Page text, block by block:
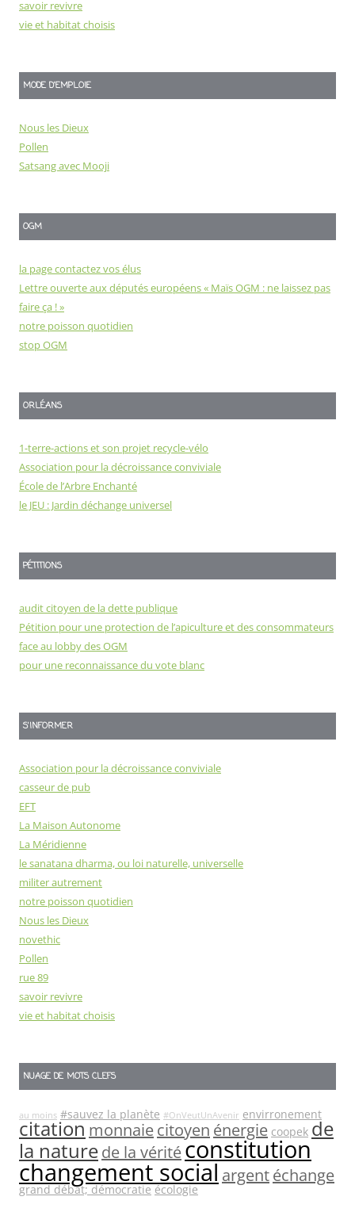
savoir revivre
vie et habitat choisis
MODE D'EMPLOIE
Nous les Dieux
Pollen
Satsang avec Mooji
OGM
la page contactez vos élus
Lettre ouverte aux députés européens « Maïs OGM : ne laissez pas
faire ça ! »
notre poisson quotidien
stop OGM
ORLÉANS
1-terre-actions et son projet recycle-vélo
Association pour la décroissance conviviale
École de l’Arbre Enchanté
le JEU : Jardin déchange universel
PÉTITIONS
audit citoyen de la dette publique
Pétition pour une protection de l’apiculture et des consommateurs
face au lobby des OGM
pour une reconnaissance du vote blanc
S'INFORMER
Association pour la décroissance conviviale
casseur de pub
EFT
La Maison Autonome
La Méridienne
le sanatana dharma, ou loi naturelle, universelle
militer autrement
notre poisson quotidien
Nous les Dieux
novethic
Pollen
rue 89
savoir revivre
vie et habitat choisis
NUAGE DE MOTS CLEFS
au moins #sauvez la planète #OnVeutUnAvenir envirronement
citationmonnaiecitoyen énergie coopek de
la naturede la véritéconstitution
changement social argentéchange
grand débat; démocratie écologie